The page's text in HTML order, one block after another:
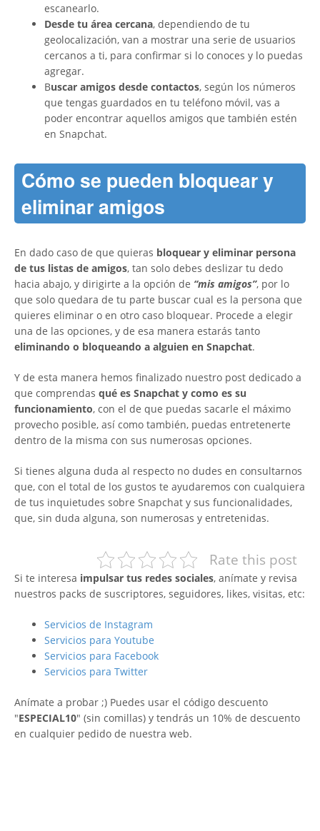
escanearlo.
Desde tu área cercana, dependiendo de tu
geolocalización, van a mostrar una serie de usuarios
cercanos a ti, para confirmar si lo conoces y lo puedas
agregar.
Buscar amigos desde contactos, según los números
que tengas guardados en tu teléfono móvil, vas a
poder encontrar aquellos amigos que también estén
en Snapchat.
Cómo se pueden bloquear y
eliminar amigos
En dado caso de que quieras bloquear y eliminar persona
de tus listas de amigos, tan solo debes deslizar tu dedo
hacia abajo, y dirigirte a la opción de “mis amigos”, por lo
que solo quedara de tu parte buscar cual es la persona que
quieres eliminar o en otro caso bloquear. Procede a elegir
una de las opciones, y de esa manera estarás tanto
eliminando o bloqueando a alguien en Snapchat.
Y de esta manera hemos finalizado nuestro post dedicado a
que comprendas qué es Snapchat y como es su
funcionamiento, con el de que puedas sacarle el máximo
provecho posible, así como también, puedas entretenerte
dentro de la misma con sus numerosas opciones.
Si tienes alguna duda al respecto no dudes en consultarnos
que, con el total de los gustos te ayudaremos con cualquiera
de tus inquietudes sobre Snapchat y sus funcionalidades,
que, sin duda alguna, son numerosas y entretenidas.
Rate this post
Si te interesa impulsar tus redes sociales, anímate y revisa
nuestros packs de suscriptores, seguidores, likes, visitas, etc:
Servicios de Instagram
Servicios para Youtube
Servicios para Facebook
Servicios para Twitter
Anímate a probar ;) Puedes usar el código descuento
"ESPECIAL10" (sin comillas) y tendrás un 10% de descuento
en cualquier pedido de nuestra web.